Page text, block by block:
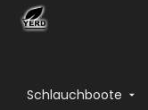
Schlauchboote